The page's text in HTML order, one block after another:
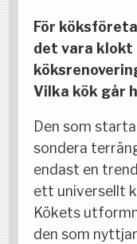
För
det vara klokt
Vilka kök går
Den som
sondera
endast en
ett universellt
Kökets
den som